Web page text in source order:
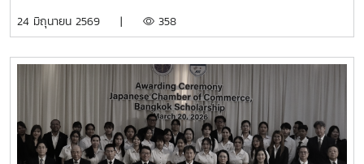
สถาบันเดิม)ไม่เป็นนักศึกษาที่ได้รับทุนการศึกษาอื่นใด หรือกำลัง
ของรัฐ หรือพนักงานรัฐวิสาหกิจเป็นนักศึกษาที่มีความประพฤติ
เรียบร้อย มีจิตอาสา มีคุณธรรม ขาดแคลนทุนทรัพย์ในการศึกษา
และ/หรือเป็นนักศึกษาที่สร้างชื่อเสียงให้กับมหาวิทยาลัย และ/หรือ
เป็นนักศึกษาที่ครอบครัวประสบภัยพิบัติทางธรรมชาติ และไม่เคย
ถูกลงโทษทางวินัยร้ายแรง วิธีการสมัครขอรับทุนการศึกษา
24 มิถุนายน 2569 | 358